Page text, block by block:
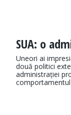
SUA: o
Uneori ai
două politici
administrației